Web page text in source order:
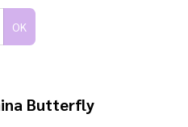
OK
Butterfly